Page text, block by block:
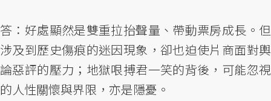
答：好處顯然是雙重拉抬聲量、帶動票房成長。但
涉及到歷史傷痕的迷因現象，卻也迫使片商面對輿
論惡評的壓力；地獄哏搏君一笑的背後，可能忽視
的人性關懷與界限，亦是隱憂。